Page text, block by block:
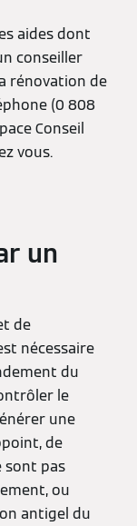
aides dont
conseiller
rénovation de
(0 808
Conseil
vous.
un
de
nécessaire
du
le
une
de
sont pas
ou
antigel du